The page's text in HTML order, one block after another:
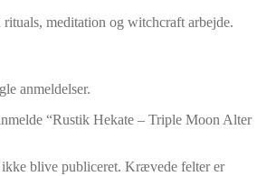
meditation og witchcraft arbejde.
anmeldelser.
“Rustik Hekate – Triple Moon Alter
blive publiceret. Krævede felter er